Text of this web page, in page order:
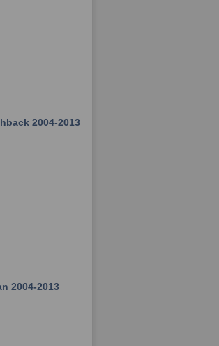
2004-2013
2004-2013